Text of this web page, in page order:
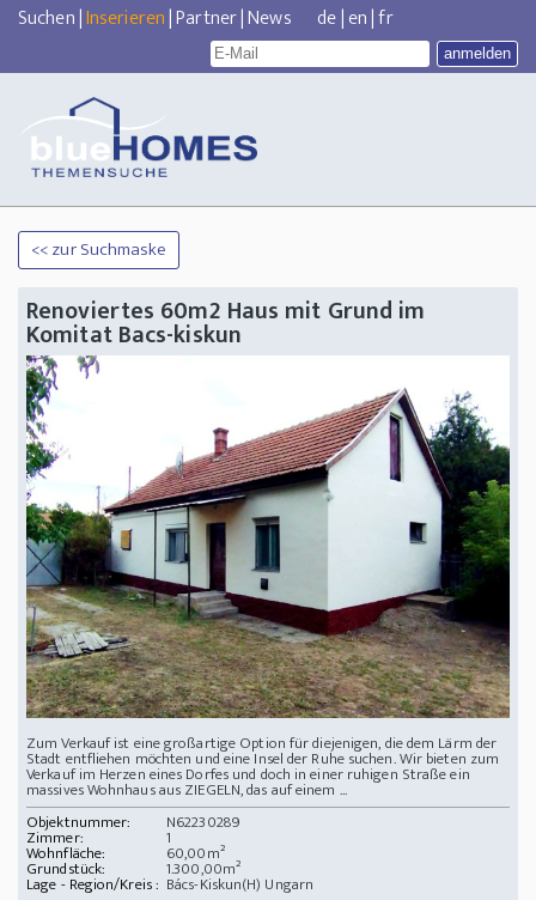
Suchen|Inserieren|Partner|News de|en|fr
<< zur Suchmaske
Renoviertes 60m2 Haus mit Grund im
Komitat Bacs-kiskun
Zum Verkauf ist eine großartige Option für diejenigen, die dem Lärm der
Stadt entfliehen möchten und eine Insel der Ruhe suchen. Wir bieten zum
Verkauf im Herzen eines Dorfes und doch in einer ruhigen Straße ein
massives Wohnhaus aus ZIEGELN, das auf einem ...
Objektnummer:
N62230289
Zimmer: 1
Wohnfläche: 60,00m²
Grundstück: 1.300,00m²
Lage - Region/Kreis : Bács-Kiskun(H) Ungarn